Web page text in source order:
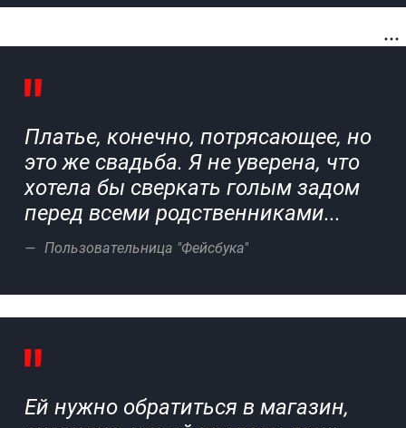
Платье, конечно, потрясающее, но
это же свадьба. Я не уверена, что
хотела бы сверкать голым задом
перед всеми родственниками...
Пользовательница "Фейсбука"
Ей нужно обратиться в магазин,